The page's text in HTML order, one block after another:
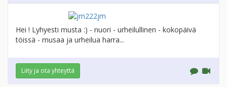
Hei ! Lyhyesti musta :) - nuori - urheilullinen - kokopäivä
töissä - musaa ja urheilua harra...
Liity ja ota yhteyttä